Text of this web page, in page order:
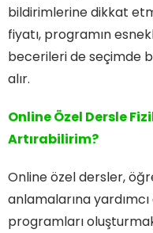
bildirimlerine dikkat
fiyatı, programın
becerileri de seçimde
alır.
Online Özel Dersle
Artırabilirim?
Online özel dersler,
anlamalarına
programları